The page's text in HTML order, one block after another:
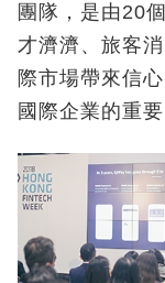
團隊，是由20
才濟濟、旅客
際市場帶來信
國際企業的重要